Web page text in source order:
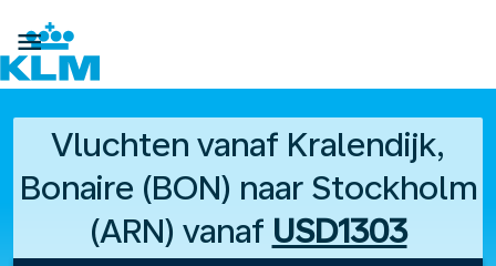

Vluchten vanaf Kralendijk,
Bonaire (BON) naar Stockholm
(ARN) vanaf USD1303